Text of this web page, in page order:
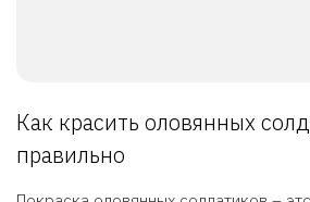
Как красить оловянных
правильно